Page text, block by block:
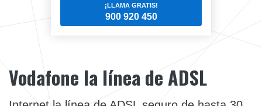
¡LLAMA GRATIS!
900 920 450
Vodafone la línea de ADSL